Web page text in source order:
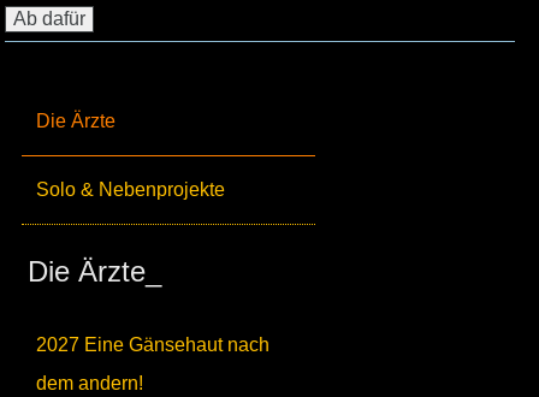
Die Ärzte
Solo & Nebenprojekte
Die Ärzte_
2027 Eine Gänsehaut nach
dem andern!